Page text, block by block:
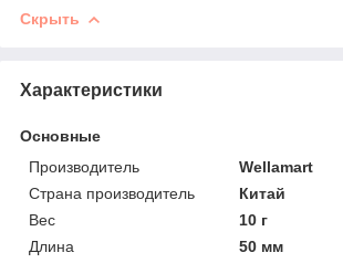
Скрыть
Характеристики
Основные
Производитель
Wellamart
Страна производитель
Китай
Вес
10 г
Длина
50 мм